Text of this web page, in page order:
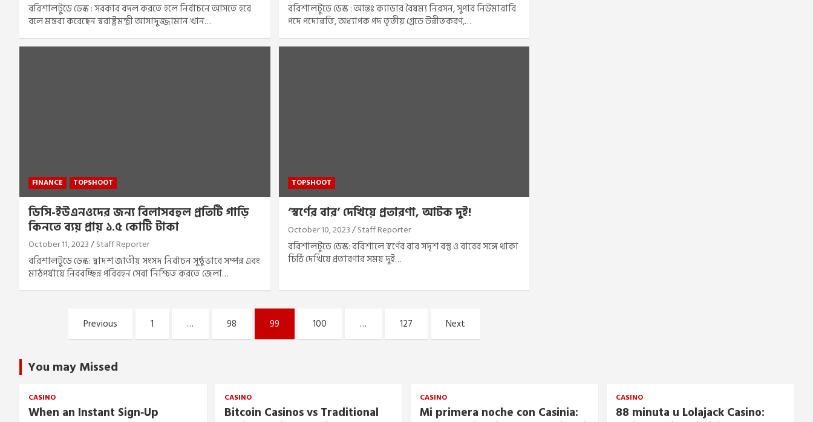
বরিশালটুডে ডেস্ক : সরকার বদল করতে হলে নির্বাচনে আসতে হবে
বলে মন্তব্য করেছেন স্বরাষ্ট্রমন্ত্রী আসাদুজ্জামান খান…
বরিশালটুডে ডেস্ক : আন্তঃ ক্যাডার বৈষম্য নিরসন, সুপার নিউমারারি
পদে পদোন্নতি, অধ্যাপক পদ তৃতীয় গ্রেডে উন্নীতকরণ,…
FINANCE TOPSHOOT
ডিসি-ইউএনওদের জন্য বিলাসবহুল প্রতিটি গাড়ি
কিনতে ব্যয় প্রায় ১.৫ কোটি টাকা
October 11, 2023 Staff Reporter
বরিশালটুডে ডেস্ক: দ্বাদশ জাতীয় সংসদ নির্বাচন সুষ্ঠুভাবে সম্পন্ন এবং
মাঠপর্যায়ে নিরবচ্ছিন্ন পরিবহন সেবা নিশ্চিত করতে জেলা…
TOPSHOOT
‘স্বর্ণের বার’ দেখিয়ে প্রতারণা, আটক দুই!
October 10, 2023 Staff Reporter
বরিশালটুডে ডেস্ক: বরিশালে স্বর্ণের বার সদৃশ বস্তু ও বারের সঙ্গে থাকা
চিঠি দেখিয়ে প্রতারণার সময় দুই…
pagination
Previous 1 … 98 99 100 … 127 Next
You may Missed
CASINO
When an Instant Sign‑Up
CASINO
Bitcoin Casinos vs Traditional
CASINO
Mi primera noche con Casinia:
CASINO
88 minuta u Lolajack Casino: